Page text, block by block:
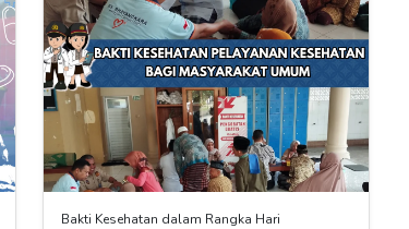
Bakti Kesehatan dalam Rangka Hari